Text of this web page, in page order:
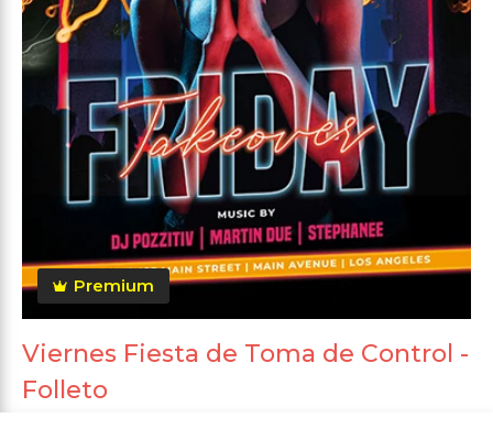
Premium
Viernes Fiesta de Toma de Control -
Folleto